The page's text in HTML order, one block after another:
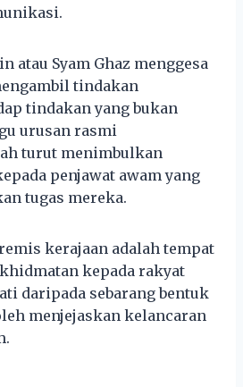
atau Syam Ghaz menggesa
tindakan
tindakan yang bukan
urusan rasmi
turut menimbulkan
penjawat awam yang
tugas mereka.
kerajaan adalah tempat
kepada rakyat
daripada sebarang bentuk
menjejaskan kelancaran